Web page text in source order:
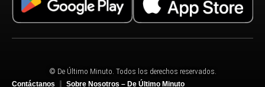
© De Último Minuto. Todos los derechos reservados.
Contáctanos
Sobre Nosotros – De Último Minuto